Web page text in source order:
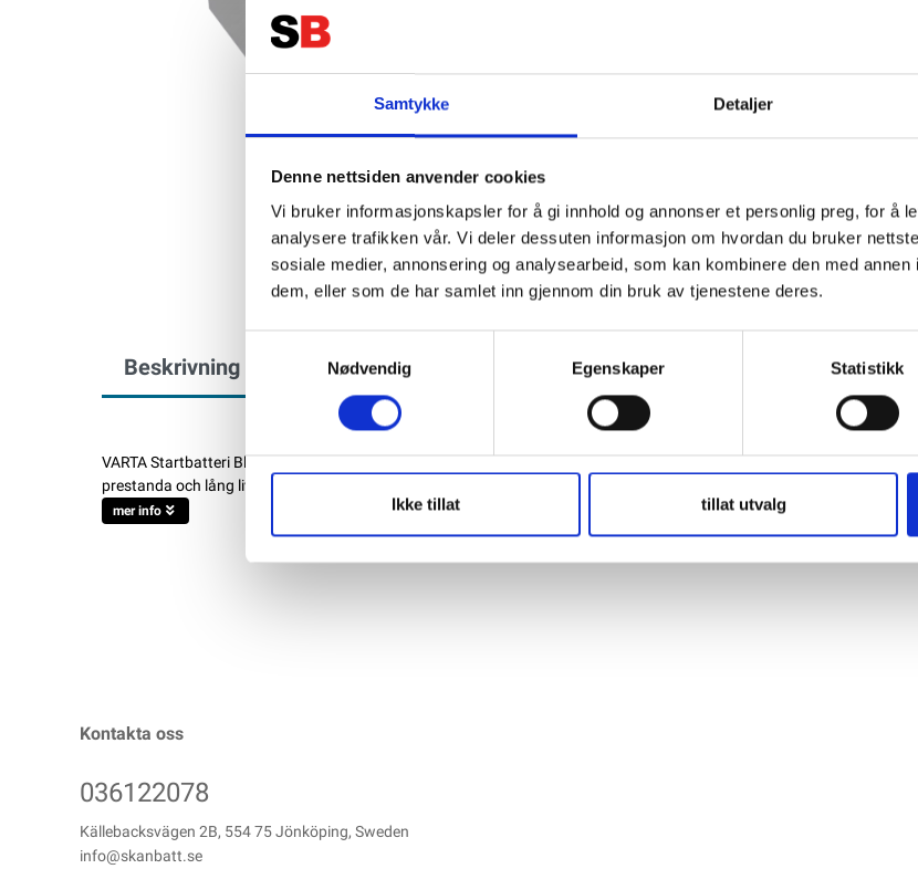
Samtykke Detaljer
Denne nettsiden anvender cookies
Vi bruker informasjonskapsler for å gi innhold og annonser et personlig preg, for å
analysere trafikken vår. Vi deler dessuten informasjon om hvordan du bruker
sosiale medier, annonsering og analysearbeid, som kan kombinere den med
dem, eller som de har samlet inn gjennom din bruk av tjenestene deres.
Nødvendig
Egenskaper Statistikk
Ikke tillat tillat utvalg
Kategorier: STARTBATTERIER
Dela den här produkten
Beskrivning Specifikation
VARTA Startbatteri Blue Dynamic D47 12V 60AH 540CCA VARTA® Blue Dynamic ger dig tillförlitlighet och sinnesfrid
prestanda och lång livslängd. Välj VARTA® Blue Dynamic för alla standardutrustade fordon utan Start-Stop-funktion,
mer info
Kontakta oss
036122078
Källebacksvägen 2B, 554 75 Jönköping, Sweden
info@skanbatt.se